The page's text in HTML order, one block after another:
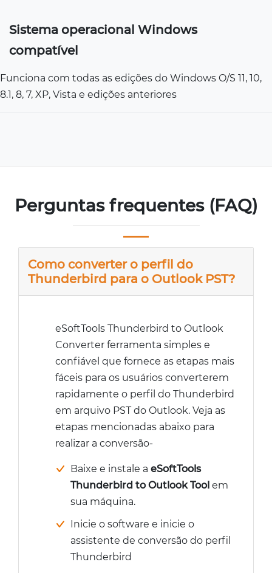
Sistema operacional Windows
compatível
Funciona com todas as edições do Windows O/S 11, 10,
8.1, 8, 7, XP, Vista e edições anteriores
Perguntas frequentes (FAQ)
Como converter o perfil do
Thunderbird para o Outlook PST?
eSoftTools Thunderbird to Outlook
Converter ferramenta simples e
confiável que fornece as etapas mais
fáceis para os usuários converterem
rapidamente o perfil do Thunderbird
em arquivo PST do Outlook. Veja as
etapas mencionadas abaixo para
realizar a conversão-
Baixe e instale a eSoftTools
Thunderbird to Outlook Tool em
sua máquina.
Inicie o software e inicie o
assistente de conversão do perfil
Thunderbird